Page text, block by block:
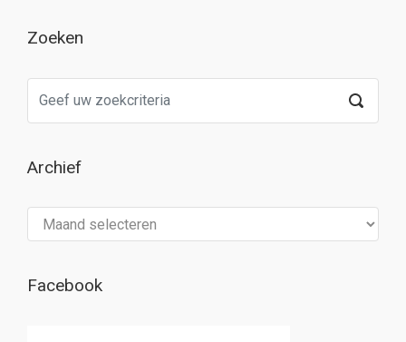
Zoeken
Archief
Facebook